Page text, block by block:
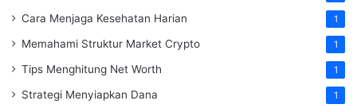
Cara Menjaga Kesehatan Harian 1
Memahami Struktur Market Crypto 1
Tips Menghitung Net Worth 1
Strategi Menyiapkan Dana 1